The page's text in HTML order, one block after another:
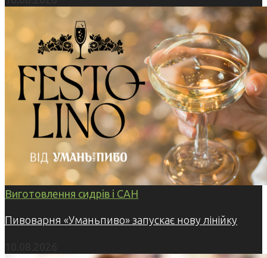
Виготовлення сидрів і САН
Пивоварня «Уманьпиво» запускає нову лінійку